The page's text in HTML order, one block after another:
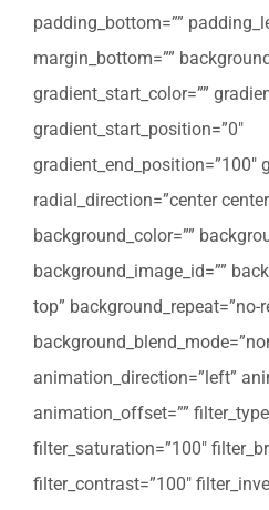
padding_bottom=””
margin_bottom=””
gradient_start_color=””
gradient_start_position=”0″
gradient_end_position=”100″
radial_direction=”center
background_color=””
background_image_id=””
top” background_repeat=”no-
animation_direction=”left”
animation_offset=””
filter_saturation=”100″
filter_contrast=”100″